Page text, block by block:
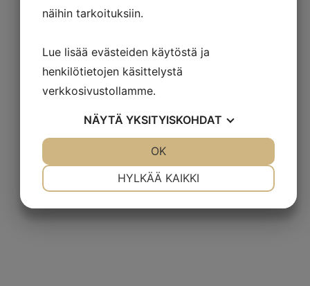
näihin tarkoituksiin.
Lue lisää evästeiden käytöstä ja
henkilötietojen käsittelystä
verkkosivustollamme.
NÄYTÄ YKSITYISKOHDAT
HYLKÄÄ KAIKKI
OK